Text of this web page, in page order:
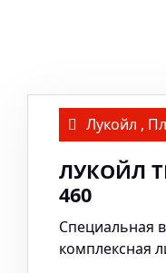
Лукойл ,
ЛУКОЙЛ
460
Специальная
комплексная